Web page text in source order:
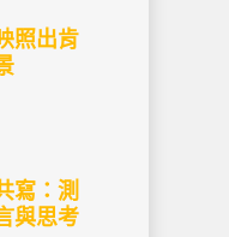
照出肯
寫：測
與思考